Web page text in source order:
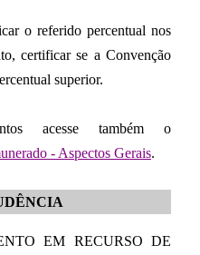
o referido percentual nos
certificar se a Convenção
superior.
acesse também o
- Aspectos Gerais.
EM RECURSO DE